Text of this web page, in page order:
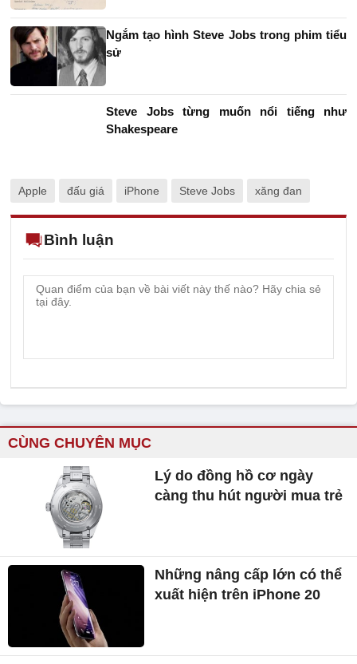
Ngắm tạo hình Steve Jobs trong phim tiểu
sử
Steve Jobs từng muốn nổi tiếng như
Shakespeare
Apple đấu giá iPhone Steve Jobs xăng đan
Bình luận
CÙNG CHUYÊN MỤC
Lý do đồng hồ cơ ngày
càng thu hút người mua trẻ
Những nâng cấp lớn có thể
xuất hiện trên iPhone 20